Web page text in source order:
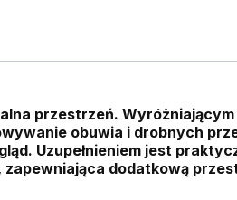
przestrzeń.
obuwia i drobnych
Uzupełnieniem jest
dodatkową